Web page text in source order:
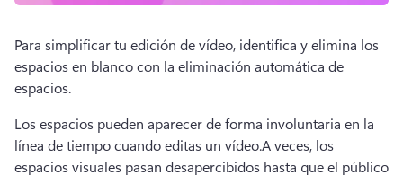
Para simplificar tu edición de vídeo, identifica y elimina los
espacios en blanco con la eliminación automática de
espacios.
Los espacios pueden aparecer de forma involuntaria en la
línea de tiempo cuando editas un vídeo.A veces, los
espacios visuales pasan desapercibidos hasta que el público